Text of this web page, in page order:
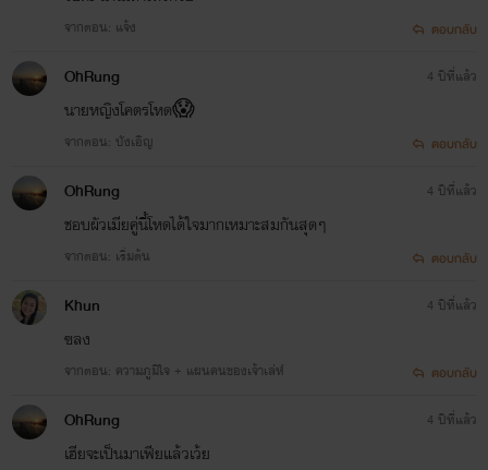
จากตอน: แจ้ง ตอบกลับ
OhRung
นายหญิงโคตรโหด😱
จากตอน: บังเอิญ
4 ปีที่แล้ว
ตอบกลับ
OhRung
ชอบผัวเมียคู่นี้โหดได้ใจมากเหมาะสมกันสุดๆ
จากตอน: เริ่มต้น
4 ปีที่แล้ว
ตอบกลับ
Khun
ฃลง
จากตอน: ความภูมิใจ + แผนคนของเจ้าเล่ห์
4 ปีที่แล้ว
ตอบกลับ
OhRung
เฮียจะเป็นมาเฟียแล้วเว้ย
4 ปีที่แล้ว